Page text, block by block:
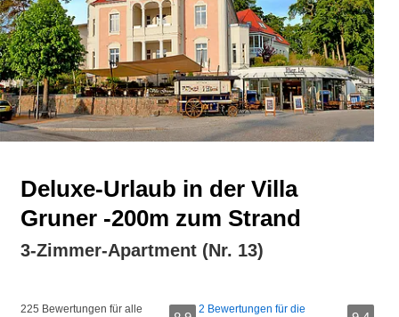
Deluxe-Urlaub in der Villa
Gruner -200m zum Strand
3-Zimmer-Apartment (Nr. 13)
225 Bewertungen für alle
2 Bewertungen für die